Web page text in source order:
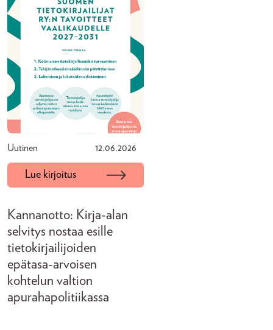
Uutinen 12.06.2026
Lue kirjoitus
Kannanotto: Kirja-alan
selvitys nostaa esille
tietokirjailijoiden
epätasa-arvoisen
kohtelun valtion
apurahapolitiikassa